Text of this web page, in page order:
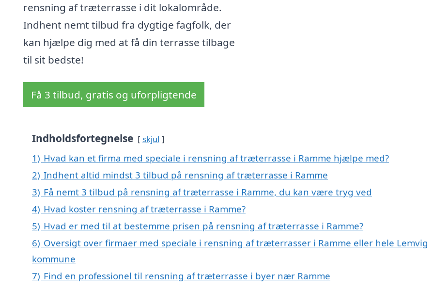
rensning af træterrasse i dit lokalområde.
Indhent nemt tilbud fra dygtige fagfolk, der
kan hjælpe dig med at få din terrasse tilbage
til sit bedste!
Få 3 tilbud, gratis og uforpligtende
Indholdsfortegnelse skjul
1) Hvad kan et firma med speciale i rensning af træterrasse i Ramme hjælpe med?
2) Indhent altid mindst 3 tilbud på rensning af træterrasse i Ramme
3) Få nemt 3 tilbud på rensning af træterrasse i Ramme, du kan være tryg ved
4) Hvad koster rensning af træterrasse i Ramme?
5) Hvad er med til at bestemme prisen på rensning af træterrasse i Ramme?
6) Oversigt over firmaer med speciale i rensning af træterrasser i Ramme eller hele Lemvig
kommune
7) Find en professionel til rensning af træterrasse i byer nær Ramme